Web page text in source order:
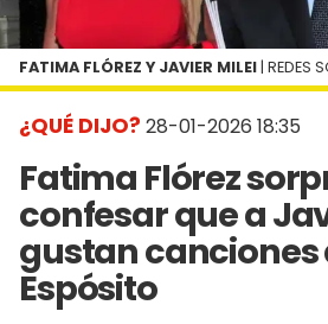
¿QUÉ DIJO? 28-01-2026 18:35
Fatima Flórez
confesar que a
gustan canciones
Espósito
FATIMA FLÓREZ Y JAVIER MILEI | REDES